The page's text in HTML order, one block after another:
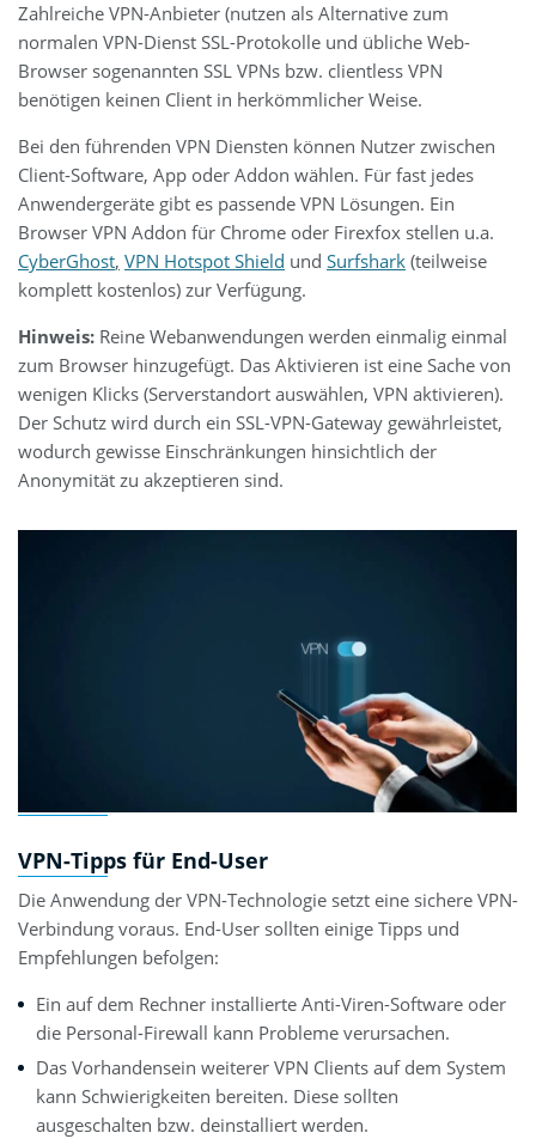
Zahlreiche VPN-Anbieter (nutzen als Alternative zum
normalen VPN-Dienst SSL-Protokolle und übliche Web-
Browser sogenannten SSL VPNs bzw. clientless VPN
benötigen keinen Client in herkömmlicher Weise.
Bei den führenden VPN Diensten können Nutzer zwischen
Client-Software, App oder Addon wählen. Für fast jedes
Anwendergeräte gibt es passende VPN Lösungen. Ein
Browser VPN Addon für Chrome oder Firexfox stellen u.a.
CyberGhost, VPN Hotspot Shield und Surfshark (teilweise
komplett kostenlos) zur Verfügung.
Hinweis: Reine Webanwendungen werden einmalig einmal
zum Browser hinzugefügt. Das Aktivieren ist eine Sache von
wenigen Klicks (Serverstandort auswählen, VPN aktivieren).
Der Schutz wird durch ein SSL-VPN-Gateway gewährleistet,
wodurch gewisse Einschränkungen hinsichtlich der
Anonymität zu akzeptieren sind.
VPN-Tipps für End-User
Die Anwendung der VPN-Technologie setzt eine sichere VPN-
Verbindung voraus. End-User sollten einige Tipps und
Empfehlungen befolgen:
Ein auf dem Rechner installierte Anti-Viren-Software oder
die Personal-Firewall kann Probleme verursachen.
Das Vorhandensein weiterer VPN Clients auf dem System
kann Schwierigkeiten bereiten. Diese sollten
ausgeschalten bzw. deinstalliert werden.